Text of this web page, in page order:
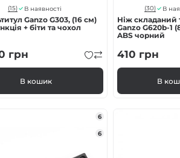
(15) В наявності
Ganzo G303, (16 см)
+ біти та чохол
грн
В кошик
(30) В
Ніж складаний
Ganzo G620b-1
ABS чорний
410 грн
В
6
6